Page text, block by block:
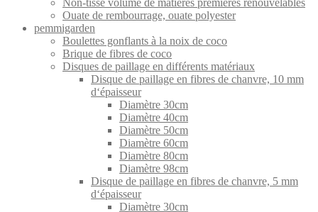
Ouate de rembourrage, ouate polyester
pemmigarden
Boulettes gonflants à la noix de coco
Brique de fibres de coco
Disques de paillage en différents matériaux
Disque de paillage en fibres de chanvre, 10 mm
d‘épaisseur
Diamètre 30cm
Diamètre 40cm
Diamètre 50cm
Diamètre 60cm
Diamètre 80cm
Diamètre 98cm
Disque de paillage en fibres de chanvre, 5 mm
d‘épaisseur
Diamètre 30cm